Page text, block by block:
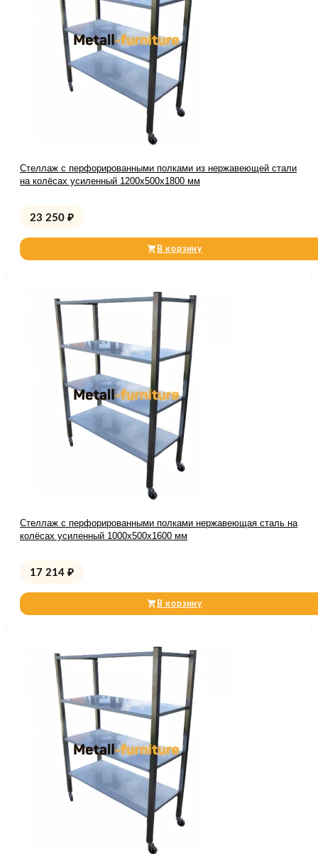
Стеллаж с перфорированными полками из нержавеющей стали
на колёсах усиленный 1200х500х1800 мм
23 250 ₽
В корзину
Стеллаж с перфорированными полками нержавеющая сталь на
колёсах усиленный 1000х500х1600 мм
17 214 ₽
В корзину